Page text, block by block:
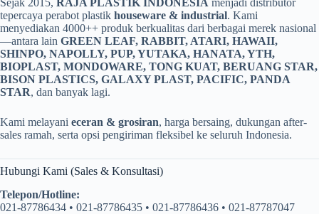
Sejak 2015, RAJA PLASTIK INDONESIA menjadi distributor
tepercaya perabot plastik houseware & industrial. Kami
menyediakan 4000++ produk berkualitas dari berbagai merek nasional
—antara lain GREEN LEAF, RABBIT, ATARI, HAWAII,
SHINPO, NAPOLLY, PUP, YUTAKA, HANATA, YTH,
BIOPLAST, MONDOWARE, TONG KUAT, BERUANG STAR,
BISON PLASTICS, GALAXY PLAST, PACIFIC, PANDA
STAR, dan banyak lagi.
Kami melayani eceran & grosiran, harga bersaing, dukungan after-
sales ramah, serta opsi pengiriman fleksibel ke seluruh Indonesia.
Hubungi Kami (Sales & Konsultasi)
Telepon/Hotline:
021-87786434 • 021-87786435 • 021-87786436 • 021-87787047